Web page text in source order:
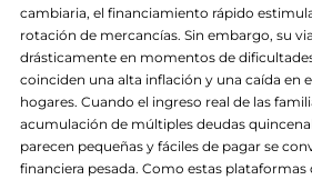
cambiaria, el financiamiento rápido
rotación de mercancías. Sin embargo, su
drásticamente en momentos de
coinciden una alta inflación y una caída en
hogares. Cuando el ingreso real de las
acumulación de múltiples deudas
parecen pequeñas y fáciles de pagar se
financiera pesada. Como estas plataformas